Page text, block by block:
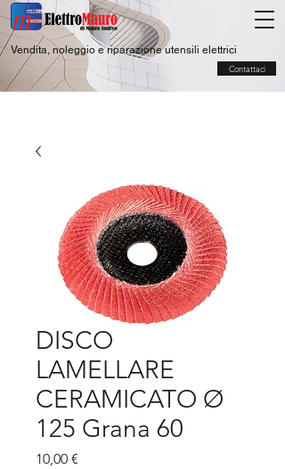
Vendita, noleggio e riparazione utensili elettrici
Contattaci
DISCO
LAMELLARE
CERAMICATO Ø
125 Grana 60
10,00 €